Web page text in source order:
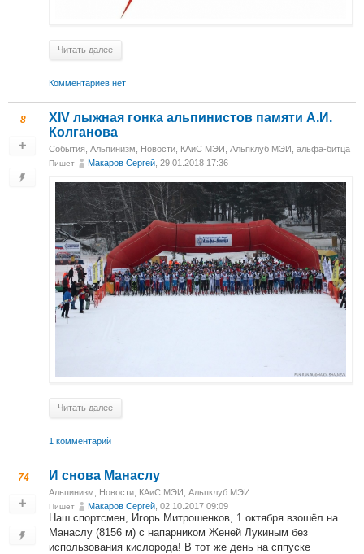
Читать далее
Комментариев нет
8
XIV лыжная гонка альпинистов памяти А.И.
Колганова
События Альпинизм Новости КАиС МЭИ Альпклуб МЭИ альфа-битца
Пишет Макаров Сергей , 29.01.2018 17:36
Читать далее
1 комментарий
74 И снова Манаслу
Альпинизм Новости КАиС МЭИ Альпклуб МЭИ
Пишет Макаров Сергей , 02.10.2017 09:09
Наш спортсмен, Игорь Митрошенков, 1 октября взошёл на
Манаслу (8156 м) с напарником Женей Лукиным без
использования кислорода! В тот же день на сппуске